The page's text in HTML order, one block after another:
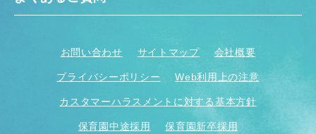
お問い合わせ サイトマップ 会社概要
プライバシーポリシー Web利用上の注意
カスタマーハラスメントに対する基本方針
保育園中途採用 保育園新卒採用